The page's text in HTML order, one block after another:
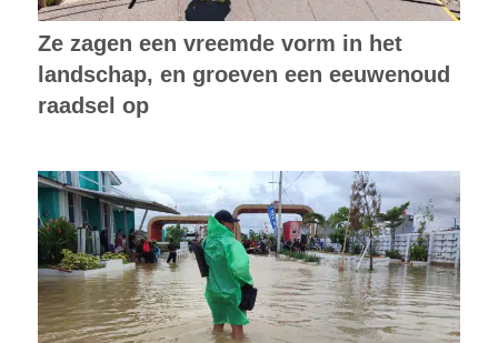
Ze zagen een vreemde vorm in het
landschap, en groeven een eeuwenoud
raadsel op